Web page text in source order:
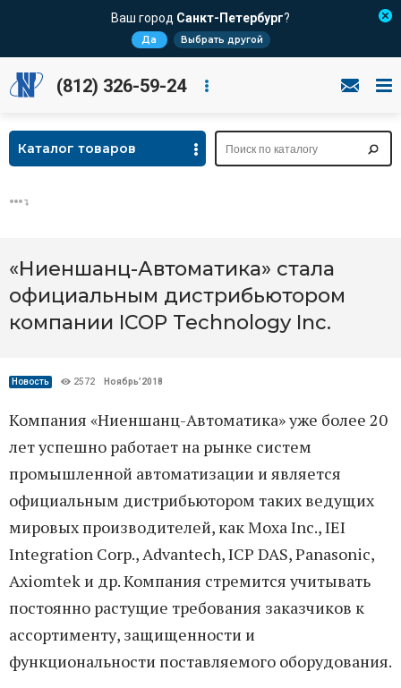
Ваш город Санкт-Петербург?
Да Выбрать другой
(812) 326-59-24
Каталог товаров
«Ниеншанц-Автоматика» стала
официальным дистрибьютором
компании ICOP Technology Inc.
Новость 2572 Ноябрь’2018
Компания «Ниеншанц-Автоматика» уже более 20
лет успешно работает на рынке систем
промышленной автоматизации и является
официальным дистрибьютором таких ведущих
мировых производителей, как Моха Inc., IEI
Integration Corp., Advantech, ICP DAS, Panasonic,
Axiomtek и др. Компания стремится учитывать
постоянно растущие требования заказчиков к
ассортименту, защищенности и
функциональности поставляемого оборудования.